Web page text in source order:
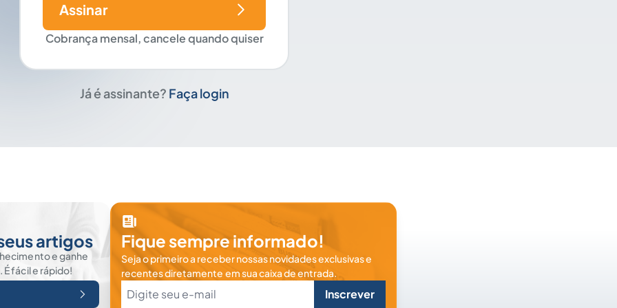
Cobrança mensal, cancele quando quiser
Assinar
Já é assinante? Faça login
artigos
e ganhe
fácil e rápido!
Fique sempre informado!
Seja o primeiro a receber nossas novidades exclusivas e
recentes diretamente em sua caixa de entrada.
Inscrever